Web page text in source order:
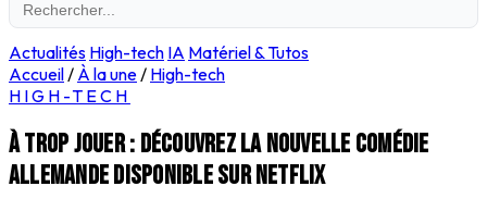
Actualités High-tech IA Matériel & Tutos
Accueil/ À la une/ High-tech
HIGH-TECH
À trop jouer : découvrez la nouvelle comédie
allemande disponible sur Netflix